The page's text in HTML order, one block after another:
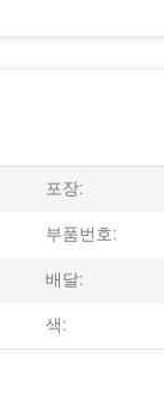
포장:
부품번호:
배달:
색: